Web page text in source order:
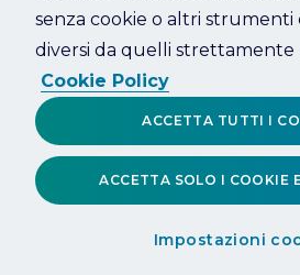
senza cookie o altri strumenti
diversi da quelli strettamente
Cookie Policy
Impostazioni
ACCETTA SOLO I COOKIE
ACCETTA TUTTI I